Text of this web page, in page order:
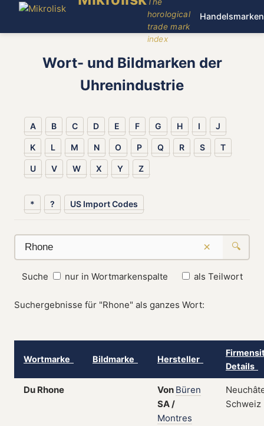
horological
trade mark
index
Handelsmarken
Wort- und Bildmarken der
Uhrenindustrie
A B C D E F G H I J
K L M N O P Q R S T
U V W X Y Z
* ? US Import Codes
× 🔍
Suche nur in Wortmarkenspalte als Teilwort
Suchergebnisse für "Rhone" als ganzes Wort:
Wortmarke Bildmarke Hersteller
Details
Du Rhone Von Büren
SA/
Montres
Schweiz